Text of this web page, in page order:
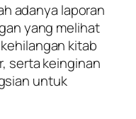
adanya laporan
yang melihat
kitab
serta keinginan
untuk